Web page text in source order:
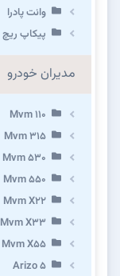
وانت پادرا
پیکاپ ریچ
مدیران خودرو
Mvm 110
Mvm 315
Mvm 530
Mvm 550
Mvm X22
Mvm X33
Mvm X55
Arizo 5